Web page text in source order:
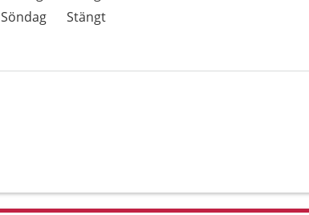
Söndag
Stängt